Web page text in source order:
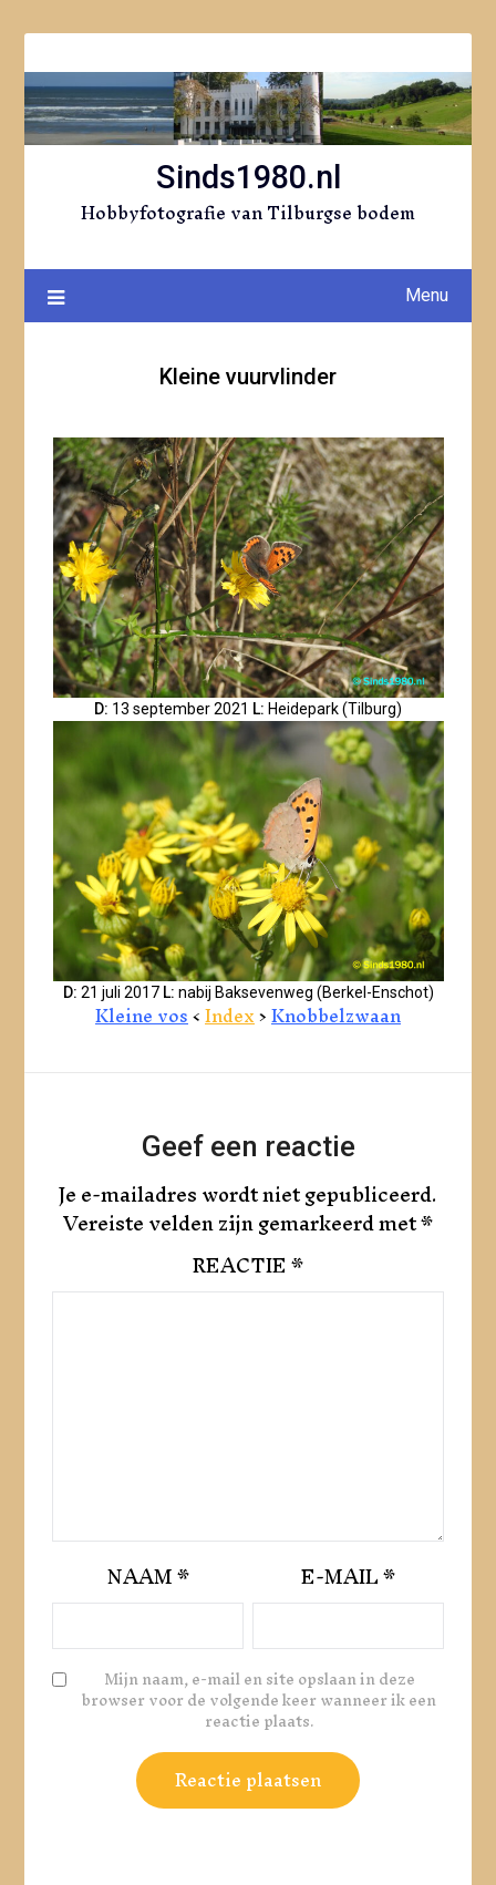
naar
inhoud
Sinds1980.nl
Hobbyfotografie van Tilburgse bodem
Menu
Kleine vuurvlinder
D: 13 september 2021 L: Heidepark (Tilburg)
D: 21 juli 2017 L: nabij Baksevenweg (Berkel-Enschot)
Kleine vos<Index>Knobbelzwaan
Geef een reactie
Je e-mailadres wordt niet gepubliceerd.
Vereiste velden zijn gemarkeerd met*
REACTIE*
NAAM* E-MAIL*
Mijn naam, e-mail en site opslaan in deze
browser voor de volgende keer wanneer ik een
reactie plaats.